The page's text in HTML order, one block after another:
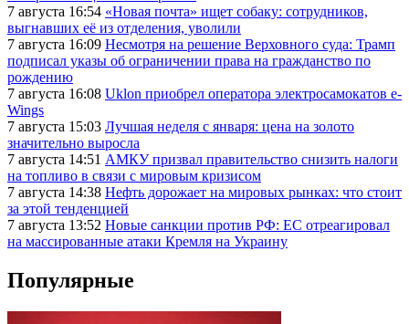
7 августа 16:54 «Новая почта» ищет собаку: сотрудников,
выгнавших её из отделения, уволили
7 августа 16:09 Несмотря на решение Верховного суда: Трамп
подписал указы об ограничении права на гражданство по
рождению
7 августа 16:08 Uklon приобрел оператора электросамокатов e-
Wings
7 августа 15:03 Лучшая неделя с января: цена на золото
значительно выросла
7 августа 14:51 АМКУ призвал правительство снизить налоги
на топливо в связи с мировым кризисом
7 августа 14:38 Нефть дорожает на мировых рынках: что стоит
за этой тенденцией
7 августа 13:52 Новые санкции против РФ: ЕС отреагировал
на массированные атаки Кремля на Украину
Популярные